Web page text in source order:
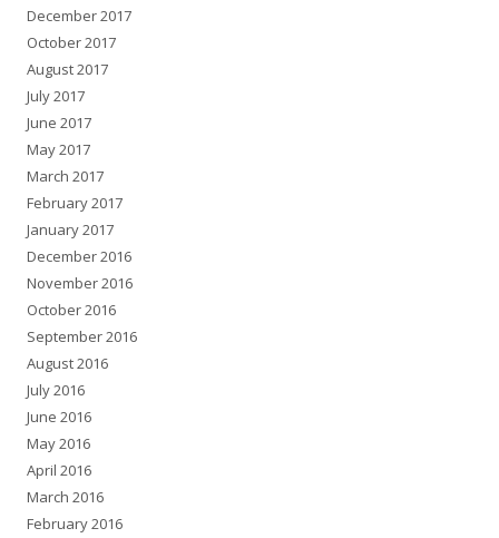
December 2017
October 2017
August 2017
July 2017
June 2017
May 2017
March 2017
February 2017
January 2017
December 2016
November 2016
October 2016
September 2016
August 2016
July 2016
June 2016
May 2016
April 2016
March 2016
February 2016